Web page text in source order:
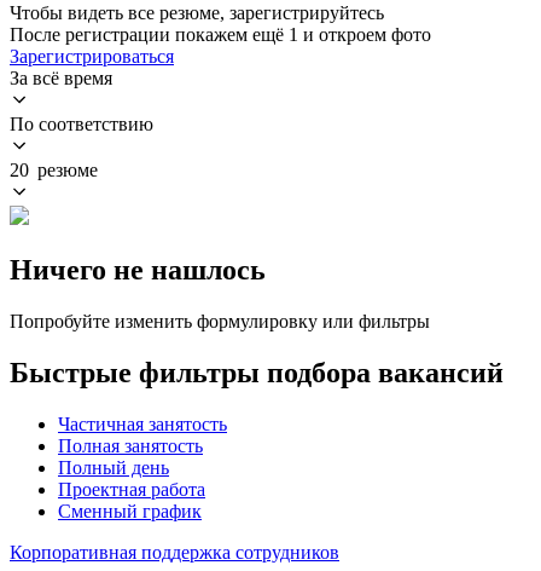
Чтобы видеть все резюме, зарегистрируйтесь
После регистрации покажем ещё 1 и откроем фото
Зарегистрироваться
За всё время
По соответствию
20 резюме
Ничего не нашлось
Попробуйте изменить формулировку или фильтры
Быстрые фильтры подбора вакансий
Частичная занятость
Полная занятость
Полный день
Проектная работа
Сменный график
Корпоративная поддержка сотрудников